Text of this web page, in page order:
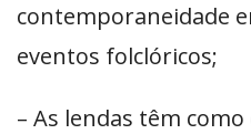
contemporaneidade
eventos folclóricos;
– As lendas têm